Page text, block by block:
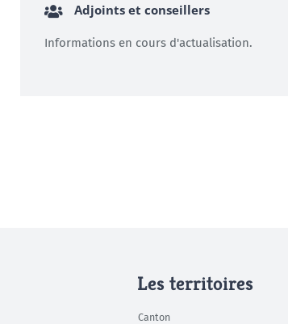
Adjoints et conseillers
Informations en cours d'actualisation.
Les territoires
Canton